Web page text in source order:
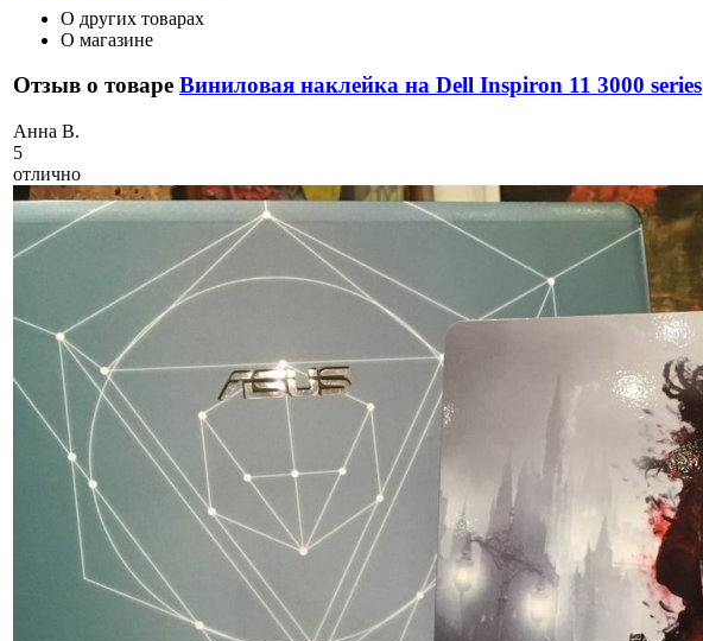
О других товарах
О магазине
Отзыв о товаре Виниловая наклейка на Dell Inspiron 11 3000 series
Анна В.
5
отлично